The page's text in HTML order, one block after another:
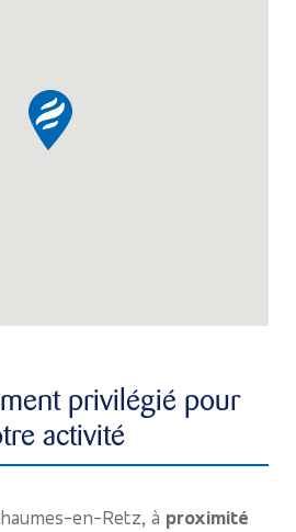
privilégié pour
activité
en-Retz, à proximité